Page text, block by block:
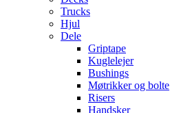
Trucks
Hjul
Dele
Griptape
Kuglelejer
Bushings
Møtrikker og bolte
Risers
Handsker